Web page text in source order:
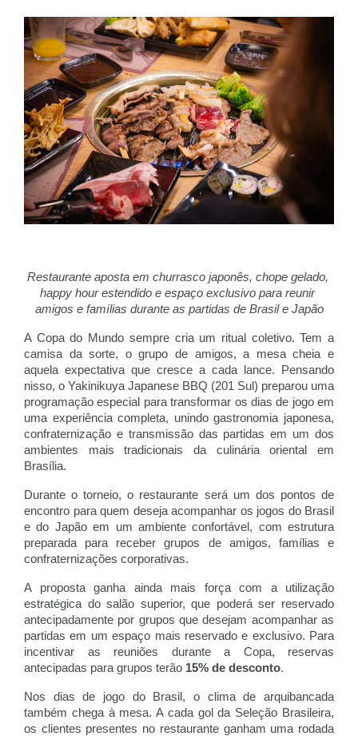
Restaurante aposta em churrasco japonês, chope gelado,
happy hour estendido e espaço exclusivo para reunir
amigos e famílias durante as partidas de Brasil e Japão
A Copa do Mundo sempre cria um ritual coletivo. Tem a
camisa da sorte, o grupo de amigos, a mesa cheia e
aquela expectativa que cresce a cada lance. Pensando
nisso, o Yakinikuya Japanese BBQ (201 Sul) preparou uma
programação especial para transformar os dias de jogo em
uma experiência completa, unindo gastronomia japonesa,
confraternização e transmissão das partidas em um dos
ambientes mais tradicionais da culinária oriental em
Brasília.
Durante o torneio, o restaurante será um dos pontos de
encontro para quem deseja acompanhar os jogos do Brasil
e do Japão em um ambiente confortável, com estrutura
preparada para receber grupos de amigos, famílias e
confraternizações corporativas.
A proposta ganha ainda mais força com a utilização
estratégica do salão superior, que poderá ser reservado
antecipadamente por grupos que desejam acompanhar as
partidas em um espaço mais reservado e exclusivo. Para
incentivar as reuniões durante a Copa, reservas
antecipadas para grupos terão 15% de desconto.
Nos dias de jogo do Brasil, o clima de arquibancada
também chega à mesa. A cada gol da Seleção Brasileira,
os clientes presentes no restaurante ganham uma rodada